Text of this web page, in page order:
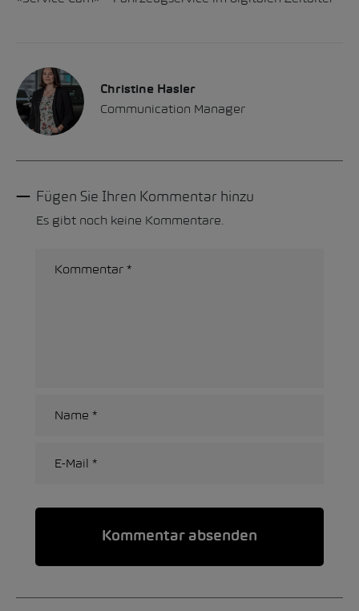
Christine Hasler
Communication Manager
Fügen Sie Ihren Kommentar hinzu
Es gibt noch keine Kommentare.